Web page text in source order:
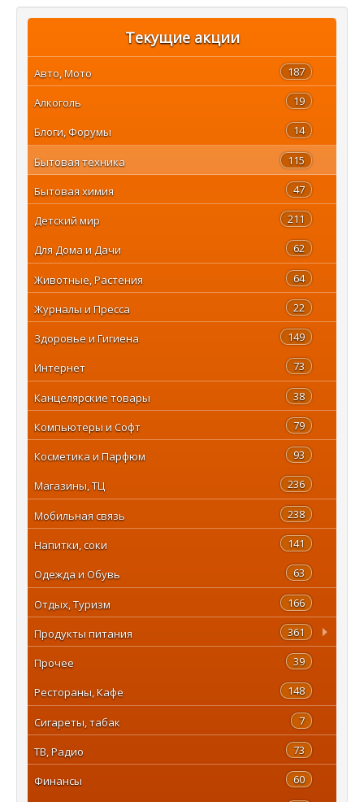
Текущие акции
187
Авто, Мото
19
Алкоголь
14
Блоги, Форумы
115
Бытовая техника
47
Бытовая химия
211
Детский мир
62
Для Дома и Дачи
64
Животные, Растения
22
Журналы и Пресса
149
Здоровье и Гигиена
73
Интернет
38
Канцелярские товары
79
Компьютеры и Софт
93
Косметика и Парфюм
236
Магазины, ТЦ
238
Мобильная связь
141
Напитки, соки
63
Одежда и Обувь
166
Отдых, Туризм
361
Продукты питания
39
Прочее
148
Рестораны, Кафе
7
Сигареты, табак
73
ТВ, Радио
60
Финансы